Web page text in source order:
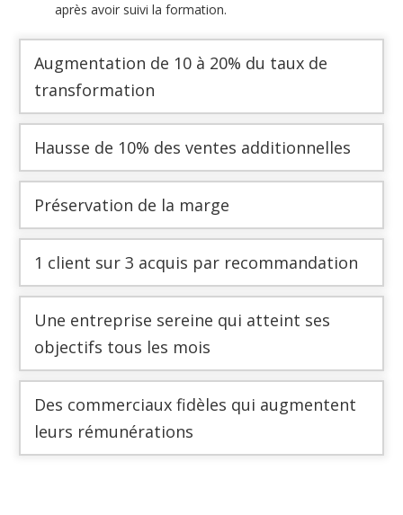
après avoir suivi la formation.
Augmentation de 10 à 20% du taux de
transformation
Hausse de 10% des ventes additionnelles
Préservation de la marge
1 client sur 3 acquis par recommandation
Une entreprise sereine qui atteint ses
objectifs tous les mois
Des commerciaux fidèles qui augmentent
leurs rémunérations